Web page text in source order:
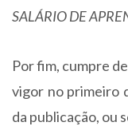
SALÁRIO DE
Por fim, cumpre
vigor no primeiro
da publicação, ou